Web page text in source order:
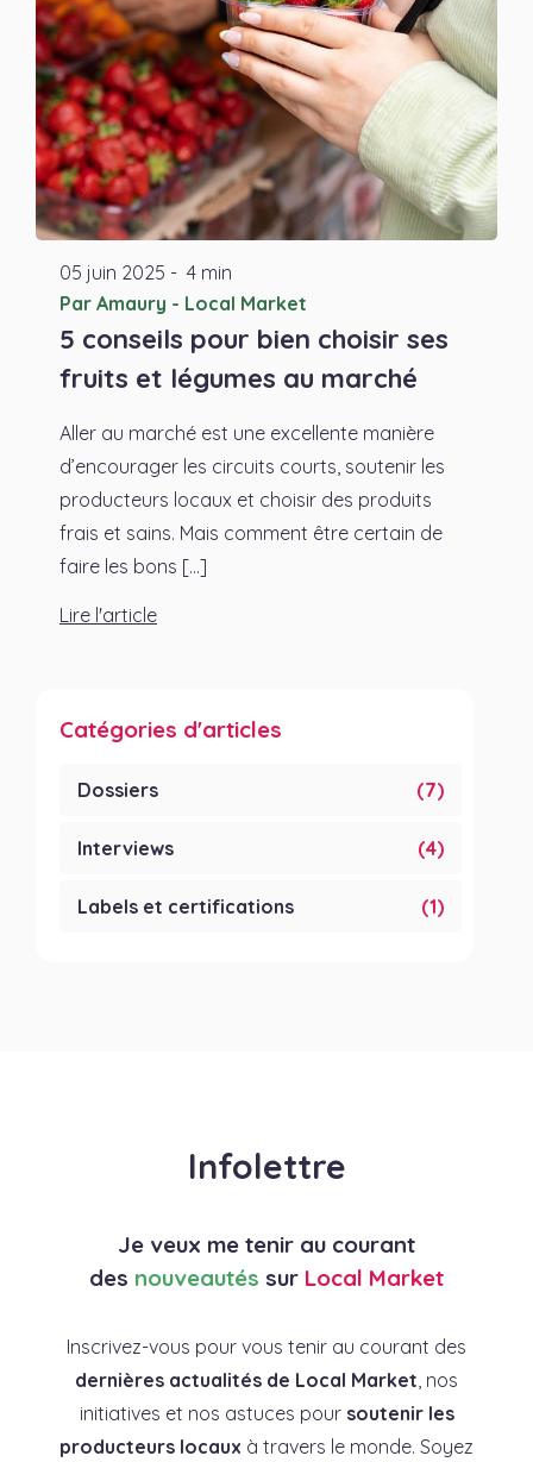
05 juin 2025 - 4 min
Par Amaury - Local Market
5 conseils pour bien choisir ses
fruits et légumes au marché
Aller au marché est une excellente manière
d’encourager les circuits courts, soutenir les
producteurs locaux et choisir des produits
frais et sains. Mais comment être certain de
faire les bons [...]
Lire l'article
Catégories d'articles
Dossiers (7)
Interviews (4)
Labels et certifications (1)
Infolettre
Je veux me tenir au courant
des nouveautés sur Local Market
Inscrivez-vous pour vous tenir au courant des
dernières actualités de Local Market, nos
initiatives et nos astuces pour soutenir les
producteurs locaux à travers le monde. Soyez